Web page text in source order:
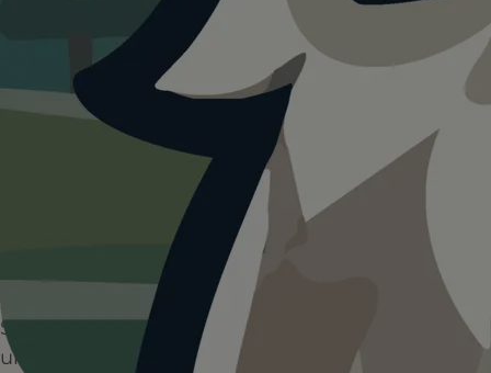
23+
HUNDEPLÄTZE
17+
HUNDESTRÄNDE
1+
WANDERUNGEN
3+
RESTAURANTS
Schleswig-Holstein
ist ein Traum für alle,
die mit ihrer Fellnase gern draußen
unterwegs sind. Zwischen Nordsee, Ostsee,
Seenplatten und endlosen Feldern warten
unzählige Möglichkeiten auf Euch – für